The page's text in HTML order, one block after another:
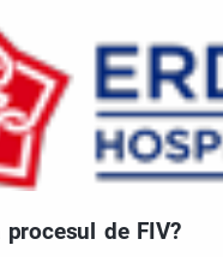
procesul de FIV?